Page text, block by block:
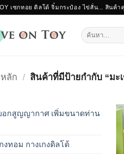
เซกทอย ดิลโด้ จิ๋มกระป๋อง ไข่สั่น... สินค้
ค้นหา:
ลัก / สินค้าที่มีป้ายกำกับ “มะ
อกสูญญากาศ เพิ่มขนาดท่าน
งทอม กางเกงดิลโด้